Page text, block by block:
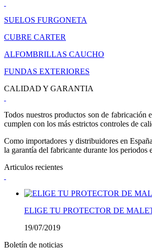
SUELOS FURGONETA
CUBRE CARTER
ALFOMBRILLAS CAUCHO
FUNDAS EXTERIORES
CALIDAD Y GARANTIA
Todos nuestros productos son de fabricación
cumplen con los más estrictos controles de
Como importadores y distribuidores en
la garantía del fabricante durante los periodos
Articulos recientes
ELIGE TU PROTECTOR DE
19/07/2019
Boletín de noticias